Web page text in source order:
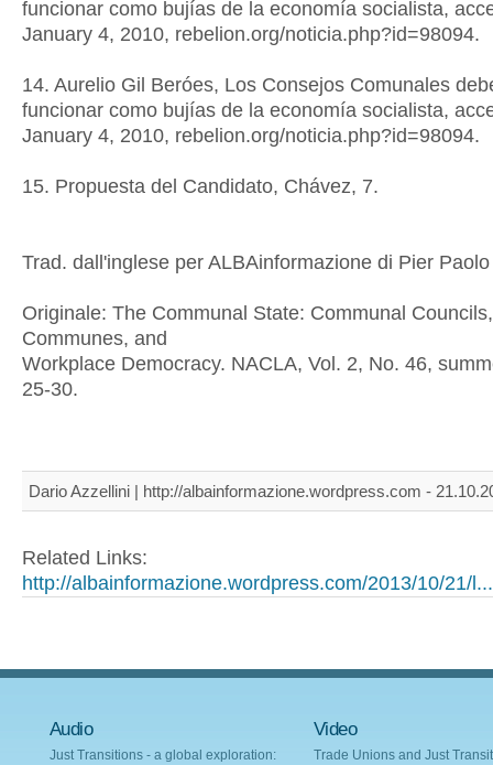
funcionar como bujías de la economía socialista,
January 4, 2010, rebelion.org/noticia.php?id=98094.
14. Aurelio Gil Beróes, Los Consejos Comunales
funcionar como bujías de la economía socialista,
January 4, 2010, rebelion.org/noticia.php?id=98094.
15. Propuesta del Candidato, Chávez, 7.
Trad. dall'inglese per ALBAinformazione di Pier
Originale: The Communal State: Communal Councils,
Communes, and
Workplace Democracy. NACLA, Vol. 2, No. 46,
25-30.
Dario Azzellini | http://albainformazione.wordpress.com -
Related Links:
http://albainformazione.wordpress.com/2013/10/21/l...
Audio
Just Transitions - a global exploration:
Video
Trade Unions and Just